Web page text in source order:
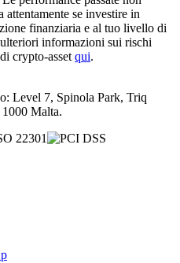
se investire in
finanziaria e al tuo livello di
informazioni sui rischi
crypto-asset qui.
Level 7, Spinola Park, Triq
Malta.